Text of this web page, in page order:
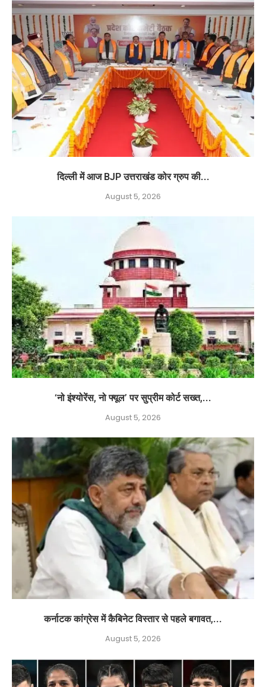
दिल्ली में आज BJP उत्तराखंड कोर ग्रुप की...
August 5, 2026
‘नो इंश्योरेंस, नो फ्यूल’ पर सुप्रीम कोर्ट सख्त,...
August 5, 2026
कर्नाटक कांग्रेस में कैबिनेट विस्तार से पहले बगावत,...
August 5, 2026